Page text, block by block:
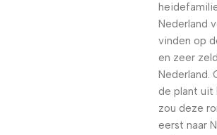
Nederland
vinden op
en zeer
Nederland.
de plant uit
zou deze
eerst naar